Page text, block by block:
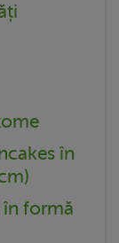
în
în formă